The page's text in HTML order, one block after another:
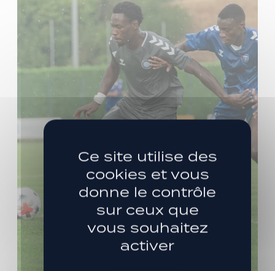
Ce site utilise des
cookies et vous
donne le contrôle
sur ceux que
vous souhaitez
activer